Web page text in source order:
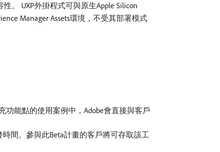
。 UXP外掛程式可與原生Apple Silicon
Manager Assets環境，不受其部署模式
能點的使用案例中，Adobe會直接與客戶
間。參與此Beta計畫的客戶將可存取該工